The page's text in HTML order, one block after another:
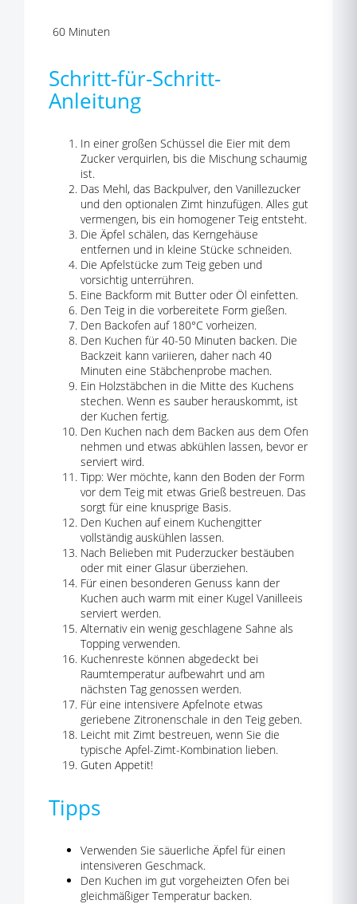
60 Minuten
Schritt-für-Schritt-
Anleitung
In einer großen Schüssel die Eier mit dem
Zucker verquirlen, bis die Mischung schaumig
ist.
Das Mehl, das Backpulver, den Vanillezucker
und den optionalen Zimt hinzufügen. Alles gut
vermengen, bis ein homogener Teig entsteht.
Die Äpfel schälen, das Kerngehäuse
entfernen und in kleine Stücke schneiden.
Die Apfelstücke zum Teig geben und
vorsichtig unterrühren.
Eine Backform mit Butter oder Öl einfetten.
Den Teig in die vorbereitete Form gießen.
Den Backofen auf 180°C vorheizen.
Den Kuchen für 40-50 Minuten backen. Die
Backzeit kann variieren, daher nach 40
Minuten eine Stäbchenprobe machen.
Ein Holzstäbchen in die Mitte des Kuchens
stechen. Wenn es sauber herauskommt, ist
der Kuchen fertig.
Den Kuchen nach dem Backen aus dem Ofen
nehmen und etwas abkühlen lassen, bevor er
serviert wird.
Tipp: Wer möchte, kann den Boden der Form
vor dem Teig mit etwas Grieß bestreuen. Das
sorgt für eine knusprige Basis.
Den Kuchen auf einem Kuchengitter
vollständig auskühlen lassen.
Nach Belieben mit Puderzucker bestäuben
oder mit einer Glasur überziehen.
Für einen besonderen Genuss kann der
Kuchen auch warm mit einer Kugel Vanilleeis
serviert werden.
Alternativ ein wenig geschlagene Sahne als
Topping verwenden.
Kuchenreste können abgedeckt bei
Raumtemperatur aufbewahrt und am
nächsten Tag genossen werden.
Für eine intensivere Apfelnote etwas
geriebene Zitronenschale in den Teig geben.
Leicht mit Zimt bestreuen, wenn Sie die
typische Apfel-Zimt-Kombination lieben.
Guten Appetit!
Tipps
Verwenden Sie säuerliche Äpfel für einen
intensiveren Geschmack.
Den Kuchen im gut vorgeheizten Ofen bei
gleichmäßiger Temperatur backen.